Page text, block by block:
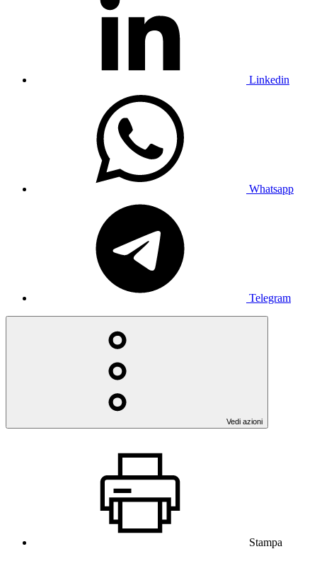
Linkedin
Whatsapp
Telegram
Vedi azioni
Stampa